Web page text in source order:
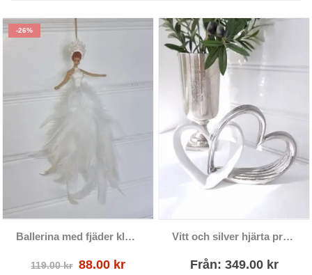
-26%
Ballerina med fjäder klänning att hänga
119.00kr Det
88.00 krDet
Vitt och silver hjärta prydnadssak
Från: 349.00 kr